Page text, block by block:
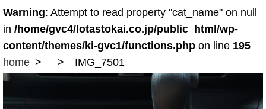
Warning: Attempt to read property "cat_name" on null
in /home/gvc4/lotastokai.co.jp/public_html/wp-
content/themes/ki-gvc1/functions.php on line 195
home
IMG_7501